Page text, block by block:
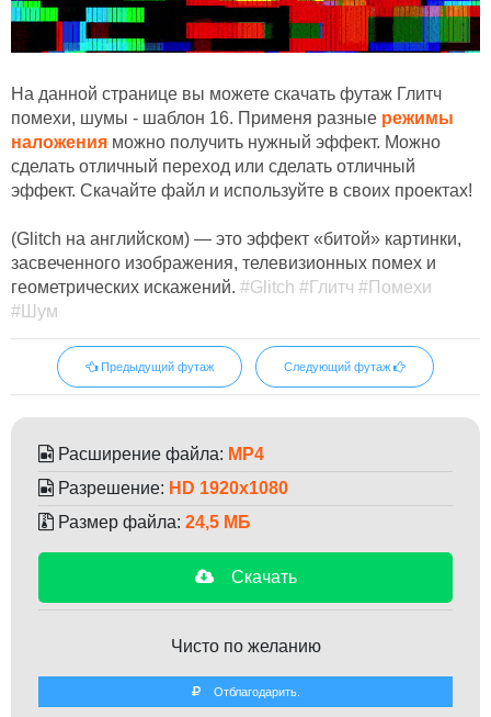
На данной странице вы можете скачать футаж Глитч
помехи, шумы - шаблон 16. Применя разные режимы
наложения можно получить нужный эффект. Можно
сделать отличный переход или сделать отличный
эффект. Скачайте файл и используйте в своих проектах!
(Glitch на английском) — это эффект «битой» картинки,
засвеченного изображения, телевизионных помех и
геометрических искажений. #Glitch #Глитч #Помехи
#Шум
Предыдущий футаж Следующий футаж
Расширение файла: MP4
Разрешение: HD 1920x1080
Размер файла: 24,5 МБ
Скачать
Чисто по желанию
Отблагодарить.